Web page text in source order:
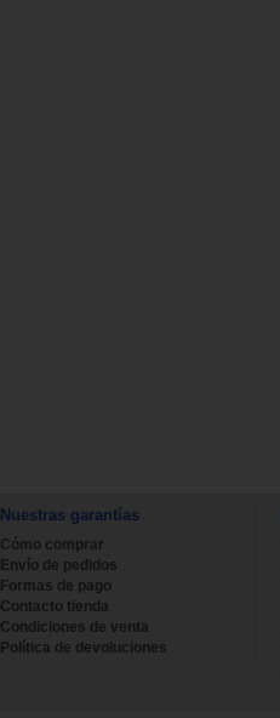
Nuestras garantías
Cómo comprar
Envío de pedidos
Formas de pago
Contacto tienda
Condiciones de venta
Política de devoluciones